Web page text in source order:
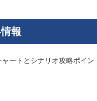
報
ートとシナリオ攻略ポイン